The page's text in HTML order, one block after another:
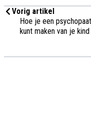
Vorig artikel
Hoe je een psychopaat
kunt maken van je kind